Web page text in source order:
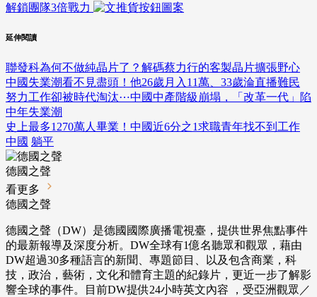
解鎖團隊3倍戰力
延伸閱讀
聯發科為何不做純晶片了？解碼蔡力行的客製晶片擴張野心
中國失業潮看不見盡頭！他26歲月入11萬、33歲淪直播難民
努力工作卻被時代淘汰⋯中國中產階級崩塌，「改革一代」陷
中年失業潮
史上最多1270萬人畢業！中國近6分之1求職青年找不到工作
中國 躺平
德國之聲
看更多
德國之聲
德國之聲（DW）是德國國際廣播電視臺，提供世界焦點事件
的最新報導及深度分析。DW全球有1億名聽眾和觀眾，藉由
DW超過30多種語言的新聞、專題節目、以及包含商業，科
技，政治，藝術，文化和體育主題的紀錄片，更近一步了解影
響全球的事件。目前DW提供24小時英文內容 ，受亞洲觀眾／